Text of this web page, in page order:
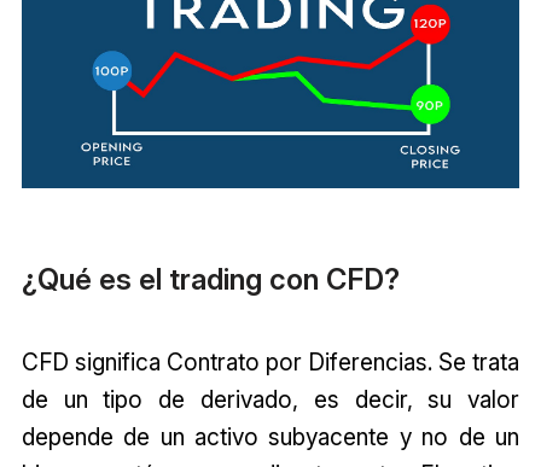
¿Qué es el trading con CFD?
CFD significa Contrato por Diferencias. Se trata
de un tipo de derivado, es decir, su valor
depende de un activo subyacente y no de un